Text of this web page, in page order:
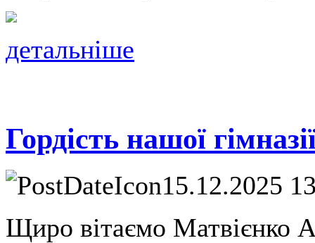
детальніше
Гордість нашої
15.12.2025
Щиро вітаємо Матвієнко